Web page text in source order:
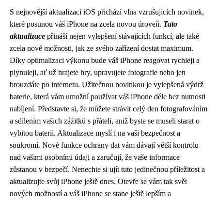
S nejnovější aktualizací iOS přichází vlna vzrušujících novinek,
které posunou váš iPhone na zcela novou úroveň. Tato
aktualizace přináší nejen vylepšení stávajících funkcí, ale také
zcela nové možnosti, jak ze svého zařízení dostat maximum.
Díky optimalizaci výkonu bude váš iPhone reagovat rychleji a
plynuleji, ať už hrajete hry, upravujete fotografie nebo jen
brouzdáte po internetu. Užitečnou novinkou je vylepšená výdrž
baterie, která vám umožní používat váš iPhone déle bez nutnosti
nabíjení. Představte si, že můžete strávit celý den fotografováním
a sdílením vašich zážitků s přáteli, aniž byste se museli starat o
vybitou baterii. Aktualizace myslí i na vaši bezpečnost a
soukromí. Nové funkce ochrany dat vám dávají větší kontrolu
nad vašimi osobními údaji a zaručují, že vaše informace
zůstanou v bezpečí. Nenechte si ujít tuto jedinečnou příležitost a
aktualizujte svůj iPhone ještě dnes. Otevře se vám tak svět
nových možností a váš iPhone se stane ještě lepším a